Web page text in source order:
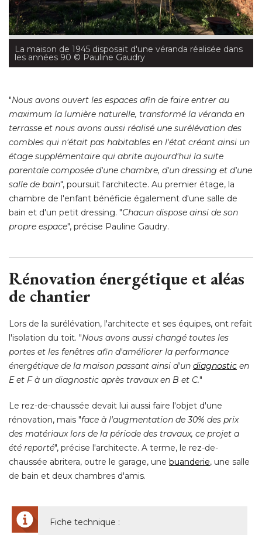
La maison de 1945 disposait d'une véranda réalisée dans
les années 90 © Pauline Gaudry
"Nous avons ouvert les espaces afin de faire entrer au
maximum la lumière naturelle, transformé la véranda en
terrasse et nous avons aussi réalisé une surélévation des
combles qui n'était pas habitables en l'état créant ainsi un
étage supplémentaire qui abrite aujourd'hui la suite
parentale composée d'une chambre, d'un dressing et d'une
salle de bain", poursuit l'architecte. Au premier étage, la
chambre de l'enfant bénéficie également d'une salle de
bain et d'un petit dressing. "Chacun dispose ainsi de son
propre espace", précise Pauline Gaudry.
Rénovation énergétique et aléas
de chantier
Lors de la surélévation, l'architecte et ses équipes, ont refait
l'isolation du toit. "Nous avons aussi changé toutes les
portes et les fenêtres afin d'améliorer la performance
énergétique de la maison passant ainsi d'un diagnostic en
E et F à un diagnostic après travaux en B et C."
Le rez-de-chaussée devait lui aussi faire l'objet d'une
rénovation, mais "face à l'augmentation de 30% des prix
des matériaux lors de la période des travaux, ce projet a
été reporté", précise l'architecte. A terme, le rez-de-
chaussée abritera, outre le garage, une buanderie, une salle
de bain et deux chambres d'amis.
Fiche technique :